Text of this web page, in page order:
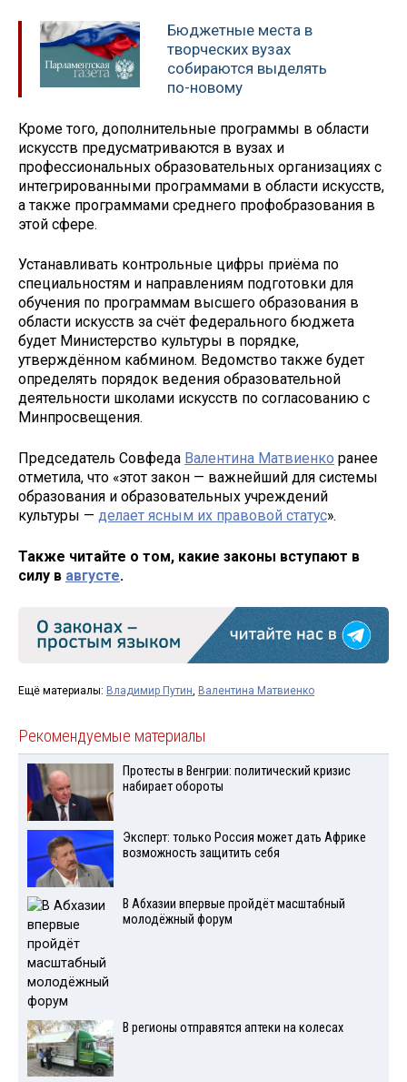
Бюджетные места в
творческих вузах
собираются выделять
по-новому
Кроме того, дополнительные программы в области
искусств предусматриваются в вузах и
профессиональных образовательных организациях с
интегрированными программами в области искусств,
а также программами среднего профобразования в
этой сфере.
Устанавливать контрольные цифры приёма по
специальностям и направлениям подготовки для
обучения по программам высшего образования в
области искусств за счёт федерального бюджета
будет Министерство культуры в порядке,
утверждённом кабмином. Ведомство также будет
определять порядок ведения образовательной
деятельности школами искусств по согласованию с
Минпросвещения.
Председатель Совфеда Валентина Матвиенко ранее
отметила, что «этот закон — важнейший для системы
образования и образовательных учреждений
культуры — делает ясным их правовой статус».
Также читайте о том, какие законы вступают в
силу в августе.
Ещё материалы: Владимир Путин, Валентина Матвиенко
Рекомендуемые материалы
Протесты в Венгрии: политический кризис
набирает обороты
Эксперт: только Россия может дать Африке
возможность защитить себя
В Абхазии впервые пройдёт масштабный
молодёжный форум
В регионы отправятся аптеки на колесах